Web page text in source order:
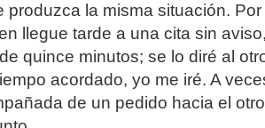
produzca la misma situación.
llegue tarde a una cita sin
quince minutos; se lo diré al
acordado, yo me iré. A
de un pedido hacia el